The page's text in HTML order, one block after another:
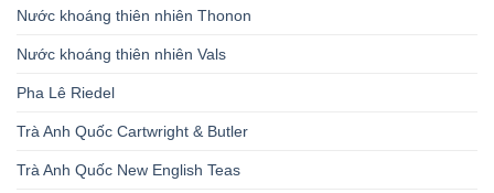
Nước khoáng thiên nhiên Thonon
Nước khoáng thiên nhiên Vals
Pha Lê Riedel
Trà Anh Quốc Cartwright & Butler
Trà Anh Quốc New English Teas